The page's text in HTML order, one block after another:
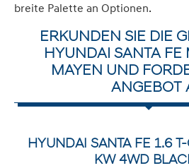
breite Palette an Optionen.
ERKUNDEN SIE DIE
HYUNDAI SANTA FE
MAYEN UND
ANGEBOT
HYUNDAI SANTA FE 1.6
KW 4WD